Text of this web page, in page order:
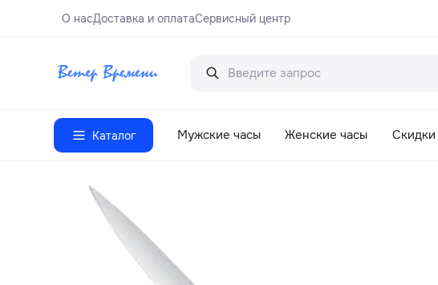
О насДоставка и оплатаСервисный центр
Каталог Мужские часы Женские часы Скидки